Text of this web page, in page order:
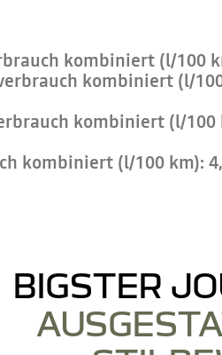
kombiniert (l/100
kombiniert (l/
kombiniert (l/
kombiniert (l/100 km):
BIGSTER